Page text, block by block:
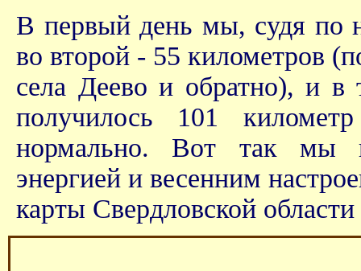
В первый день мы, судя по
во второй - 55 километров
села Деево и обратно), и в
получилось 101
нормально. Вот так мы
энергией и весенним
карты Свердловской